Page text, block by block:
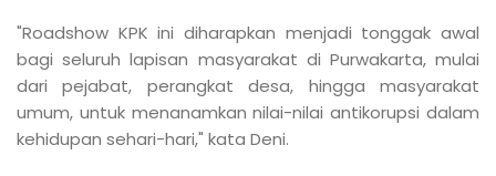
"Roadshow KPK ini diharapkan menjadi tonggak awal
bagi seluruh lapisan masyarakat di Purwakarta, mulai
dari pejabat, perangkat desa, hingga masyarakat
umum, untuk menanamkan nilai-nilai antikorupsi dalam
kehidupan sehari-hari," kata Deni.